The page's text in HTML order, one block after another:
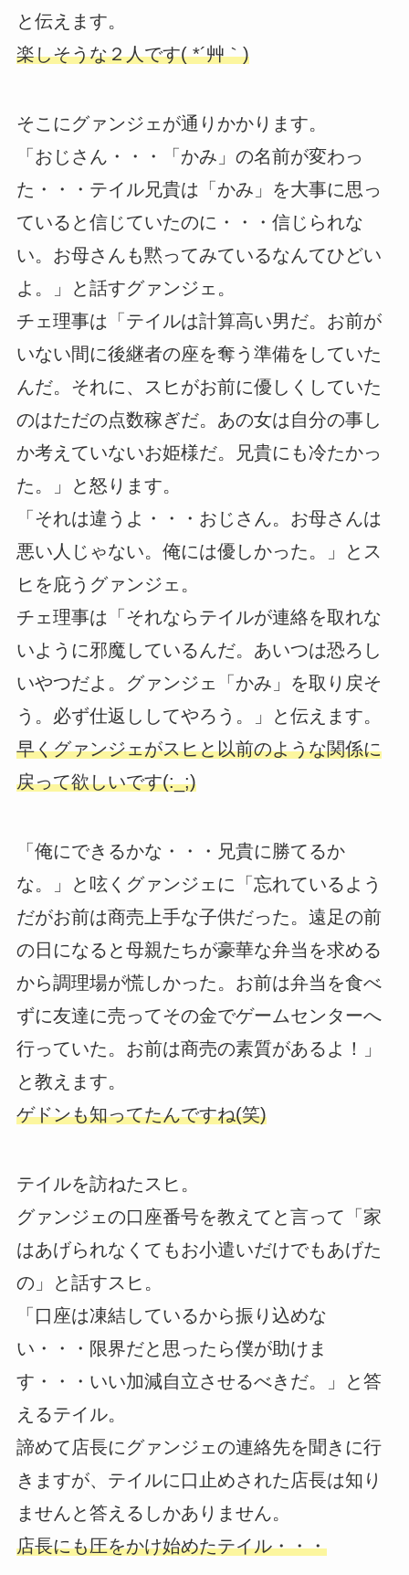
と伝えます。
楽しそうな２人です( *´艸｀)
そこにグァンジェが通りかかります。
「おじさん・・・「かみ」の名前が変わっ
た・・・テイル兄貴は「かみ」を大事に思っ
ていると信じていたのに・・・信じられな
い。お母さんも黙ってみているなんてひどい
よ。」と話すグァンジェ。
チェ理事は「テイルは計算高い男だ。お前が
いない間に後継者の座を奪う準備をしていた
んだ。それに、スヒがお前に優しくしていた
のはただの点数稼ぎだ。あの女は自分の事し
か考えていないお姫様だ。兄貴にも冷たかっ
た。」と怒ります。
「それは違うよ・・・おじさん。お母さんは
悪い人じゃない。俺には優しかった。」とス
ヒを庇うグァンジェ。
チェ理事は「それならテイルが連絡を取れな
いように邪魔しているんだ。あいつは恐ろし
いやつだよ。グァンジェ「かみ」を取り戻そ
う。必ず仕返ししてやろう。」と伝えます。
早くグァンジェがスヒと以前のような関係に
戻って欲しいです(:_;)
「俺にできるかな・・・兄貴に勝てるか
な。」と呟くグァンジェに「忘れているよう
だがお前は商売上手な子供だった。遠足の前
の日になると母親たちが豪華な弁当を求める
から調理場が慌しかった。お前は弁当を食べ
ずに友達に売ってその金でゲームセンターへ
行っていた。お前は商売の素質があるよ！」
と教えます。
ゲドンも知ってたんですね(笑)
テイルを訪ねたスヒ。
グァンジェの口座番号を教えてと言って「家
はあげられなくてもお小遣いだけでもあげた
の」と話すスヒ。
「口座は凍結しているから振り込めな
い・・・限界だと思ったら僕が助けま
す・・・いい加減自立させるべきだ。」と答
えるテイル。
諦めて店長にグァンジェの連絡先を聞きに行
きますが、テイルに口止めされた店長は知り
ませんと答えるしかありません。
店長にも圧をかけ始めたテイル・・・